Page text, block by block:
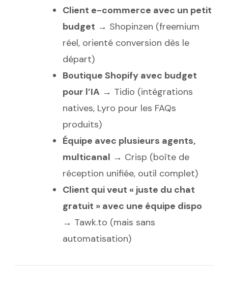
Client e-commerce avec un petit
budget → Shopinzen (freemium
réel, orienté conversion dès le
départ)
Boutique Shopify avec budget
pour l’IA → Tidio (intégrations
natives, Lyro pour les FAQs
produits)
Équipe avec plusieurs agents,
multicanal → Crisp (boîte de
réception unifiée, outil complet)
Client qui veut « juste du chat
gratuit » avec une équipe dispo
→ Tawk.to (mais sans
automatisation)